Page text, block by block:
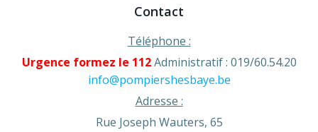
Contact
Téléphone :
Urgence formez le 112Administratif : 019/60.54.20
info@pompiershesbaye.be
Adresse :
Rue Joseph Wauters, 65